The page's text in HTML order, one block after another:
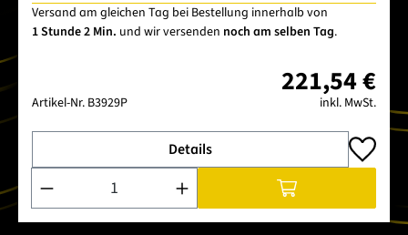
Versand am gleichen Tag bei Bestellung innerhalb von
1 Stunde 2 Min. und wir versenden noch am selben Tag.
Artikel-Nr. B3929P
221,54 €
inkl. MwSt.
Details
Produkt Anzahl: Gib den gewünschten Wert ein oder